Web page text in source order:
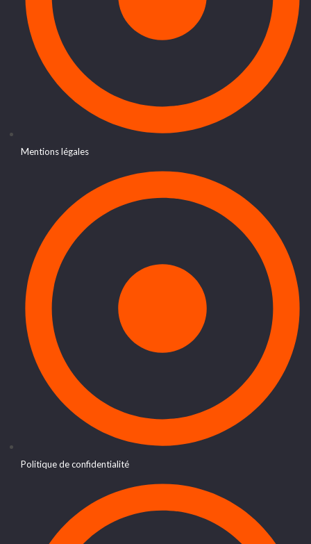
Mentions légales
Politique de confidentialité